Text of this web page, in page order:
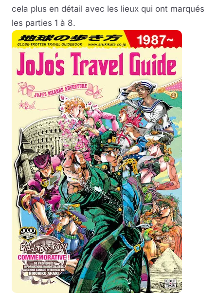
cela plus en détail avec les lieux qui ont marqués
les parties 1 à 8.